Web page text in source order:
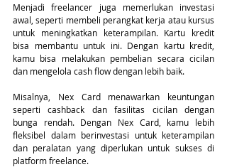
Menjadi freelancer juga memerlukan investasi
awal, seperti membeli perangkat kerja atau kursus
untuk meningkatkan keterampilan. Kartu kredit
bisa membantu untuk ini. Dengan kartu kredit,
kamu bisa melakukan pembelian secara cicilan
dan mengelola cash flow dengan lebih baik.
Misalnya, Nex Card menawarkan keuntungan
seperti cashback dan fasilitas cicilan dengan
bunga rendah. Dengan Nex Card, kamu lebih
fleksibel dalam berinvestasi untuk keterampilan
dan peralatan yang diperlukan untuk sukses di
platform freelance.